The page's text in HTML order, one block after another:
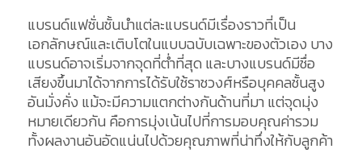
แบรนด์แฟชั่นชั้นนำแต่ละแบรนด์มีเรื่องราวที่เป็น
เอกลักษณ์และเติบโตในแบบฉบับเฉพาะของตัวเอง บาง
แบรนด์อาจเริ่มจากจุดที่ต่ำที่สุด และบางแบรนด์มีชื่อ
เสียงขึ้นมาได้จากการได้รับใช้ราชวงศ์หรือบุคคลชั้นสูง
อันมั่งคั่ง แม้จะมีความแตกต่างกันด้านที่มา แต่จุดมุ่ง
หมายเดียวกัน คือการมุ่งเน้นไปที่การมอบคุณค่ารวม
ทั้งผลงานอันอัดแน่นไปด้วยคุณภาพที่น่าทึ่งให้กับลูกค้า